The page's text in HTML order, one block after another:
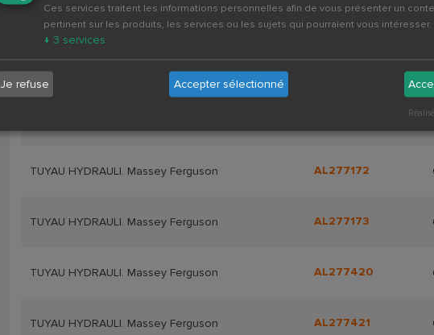
TUYAU HYDRAULIQUE Massey Ferguson AL275171
TUYAU HYDRAULI. Massey Ferguson
TUYAU HYDRAULI. Massey Ferguson AL277172
TUYAU HYDRAULI. Massey Ferguson AL277173
TUYAU HYDRAULI. Massey Ferguson AL277420
TUYAU HYDRAULI. Massey Ferguson AL277421
Ces services traitent les informations personnelles afin de vous présenter un
pertinent sur les produits, les services ou les sujets qui pourraient vous intéresser.
↓ 3 services
Je refuse Accepter sélectionné